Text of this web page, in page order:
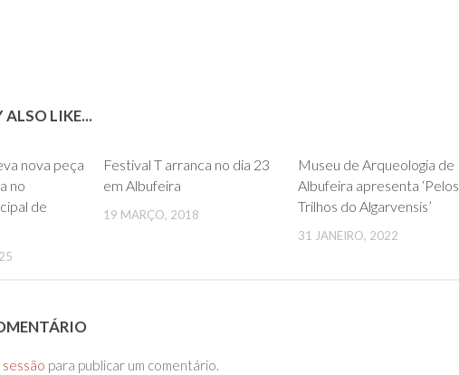
ALSO LIKE...
nova peça
no
de
Festival T arranca no dia 23
em Albufeira
19 MARÇO, 2018
Museu de Arqueologia de
Albufeira apresenta ‘Pelos
Trilhos do Algarvensis’
31 JANEIRO, 2022
sessão para publicar um comentário.